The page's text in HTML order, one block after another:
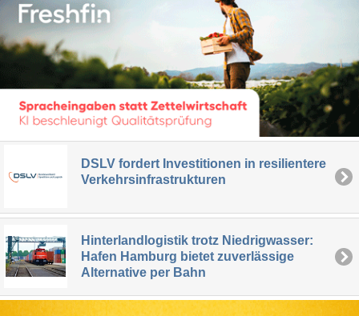
DSLV fordert Investitionen in resilientere
Verkehrsinfrastrukturen
Hinterlandlogistik trotz Niedrigwasser:
Hafen Hamburg bietet zuverlässige
Alternative per Bahn